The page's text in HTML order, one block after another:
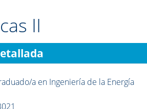
II
a en Ingeniería de la Energía